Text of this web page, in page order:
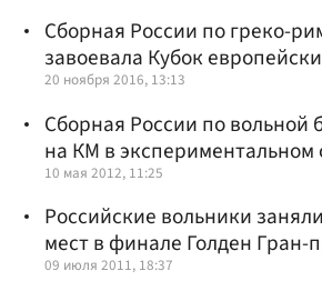
Сборная России по греко-
завоевала Кубок
20 ноября 2016, 13:13
Сборная России по вольной
на КМ в экспериментальном
10 мая 2012, 11:25
Российские вольники
мест в финале Голден Гран-
09 июля 2011, 18:37